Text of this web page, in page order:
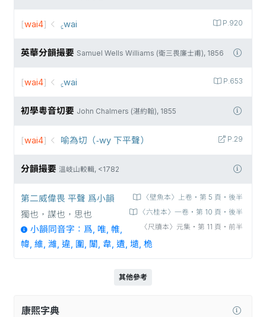
P.920
[wai4] ꜁wai
英華分韻撮要 Samuel Wells Williams (衛三畏廉士甫), 1856
P.653
[wai4] ꜁wai
初學粵音切要 John Chalmers (湛約翰), 1855
P.29
[wai4] 喻為切（-wy 下平聲）
分韻撮要 溫岐山較輯, <1782
〈壁魚本〉上卷‧第 5 頁‧後半
〈六桂本〉一卷‧第 10 頁‧後半
〈尺牘本〉元集‧第 11 頁‧前半
第二威偉畏 平聲 爲小韻
獨也，謀也，思也
小韻同音字：爲, 唯, 帷,
幃, 維, 濰, 違, 圍, 闈, 韋, 遺, 壝, 桅
其他參考
康熙字典